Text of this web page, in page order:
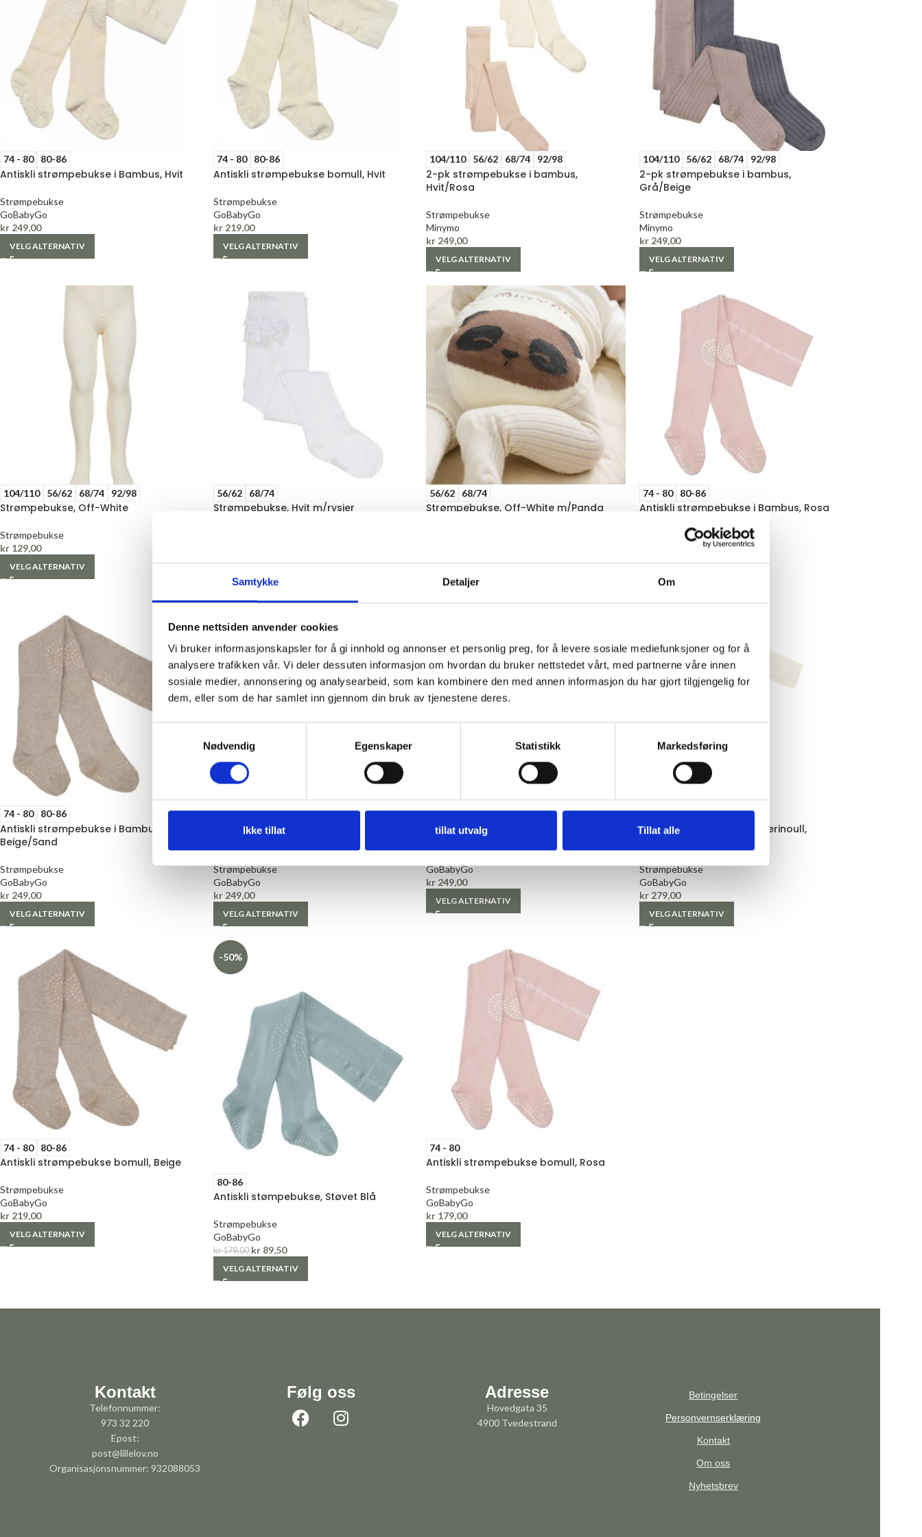
Samtykke Detaljer Om
Denne nettsiden anvender cookies
Vi bruker informasjonskapsler for å gi innhold og annonser et personlig preg, for å levere sosiale mediefunksjoner og for å
analysere trafikken vår. Vi deler dessuten informasjon om hvordan du bruker nettstedet vårt, med partnerne våre innen
sosiale medier, annonsering og analysearbeid, som kan kombinere den med annen informasjon du har gjort tilgjengelig for
dem, eller som de har samlet inn gjennom din bruk av tjenestene deres.
Nødvendig
Egenskaper Statistikk Markedsføring
Ikke tillat tillat utvalg Tillat alle
74 - 80 80-86
Antiskli strømpebukse i Bambus, Hvit
Strømpebukse
GoBabyGo
kr 249,00
VELG ALTERNATIV
74 - 80 80-86
Antiskli strømpebukse bomull, Hvit
Strømpebukse
GoBabyGo
kr219,00
VELG ALTERNATIV
104/110 56/62 68/74 92/98
2-pk strømpebukse i bambus,
Hvit/Rosa
Strømpebukse
Minymo
kr 249,00
VELG ALTERNATIV
104/110 56/62 68/74 92/98
2-pk strømpebukse i bambus,
Grå/Beige
Strømpebukse
Minymo
kr249,00
VELG ALTERNATIV
104/110 56/62 68/74 92/98
Strømpebukse, Off-White
Strømpebukse
kr 129,00
VELG ALTERNATIV
56/62 68/74
Strømpebukse, Hvit m/rysjer
VELG ALTERNATIV
56/62 68/74
Strømpebukse, Off-White m/Panda
VELG ALTERNATIV
74 - 80 80-86
Antiskli strømpebukse i Bambus, Rosa
Strømpebukse
kr249,00
VELG ALTERNATIV
74 - 80 80-86
Antiskli strømpebukse i Bambus,
Beige/Sand
Strømpebukse
GoBabyGo
kr 249,00
VELG ALTERNATIV
80-86
Antiskli strømpebukse i Bambus,
Strømpebukse
GoBabyGo
kr249,00
VELG ALTERNATIV
74 - 80 80-86
Antiskli stømpebukse i Bambus, Grå
GoBabyGo
kr 249,00
VELG ALTERNATIV
74 - 80 80-86
Antiskli strømpebukse i merinoull,
Strømpebukse
GoBabyGo
kr279,00
VELG ALTERNATIV
74 - 80 80-86
Antiskli strømpebukse bomull, Beige
Strømpebukse
GoBabyGo
kr 219,00
VELG ALTERNATIV
-50%
80-86
Antiskli stømpebukse, Støvet Blå
Strømpebukse
GoBabyGo
kr179,00 kr89,50
VELG ALTERNATIV
74 - 80
Antiskli strømpebukse bomull, Rosa
Strømpebukse
GoBabyGo
kr 179,00
VELG ALTERNATIV
Kontakt
Telefonnummer:
973 32 220
Epost:
post@lillelov.no
Organisasjonsnummer: 932088053
Følg oss Adresse
Hovedgata 35
4900 Tvedestrand
Betingelser
Personvernserklæring
Kontakt
Om oss
Nyhetsbrev